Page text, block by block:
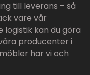
till leverans – så
vare vår
logistik kan du göra
producenter i
har vi och